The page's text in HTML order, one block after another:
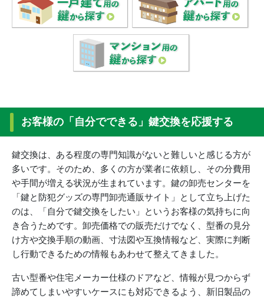
お客様の「自分でできる」鍵交換を応援する
鍵交換は、ある程度の専門知識がないと難しいと感じる方が
多いです。そのため、多くの方が業者に依頼し、その分費用
や手間が増える状況が生まれています。鍵の卸売センターを
「鍵と防犯グッズの専門卸売通販サイト」として立ち上げた
のは、「自分で鍵交換をしたい」というお客様の気持ちに向
き合うためです。卸売価格での販売だけでなく、型番の見分
け方や交換手順の動画、寸法図や互換情報など、実際に判断
し行動できるための情報もあわせて整えてきました。
古い型番や住宅メーカー仕様のドアなど、情報が見つからず
諦めてしまいやすいケースにも対応できるよう、新旧製品の